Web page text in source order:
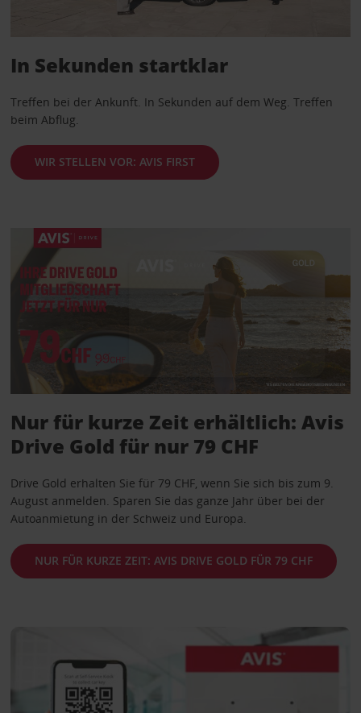
In Sekunden startklar
Treffen bei der Ankunft. In Sekunden auf dem Weg. Treffen
beim Abflug.
WIR STELLEN VOR: AVIS FIRST
Nur für kurze Zeit erhältlich: Avis
Drive Gold für nur 79 CHF
Drive Gold erhalten Sie für 79 CHF, wenn Sie sich bis zum 9.
August anmelden. Sparen Sie das ganze Jahr über bei der
Autoanmietung in der Schweiz und Europa.
NUR FÜR KURZE ZEIT: AVIS DRIVE GOLD FÜR 79 CHF